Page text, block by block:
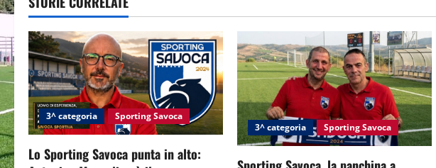
n
a
v
i
g
3^ categoria Sporting Savoca
Lo Sporting Savoca punta in alto:
3^ categoria Sporting Savoca